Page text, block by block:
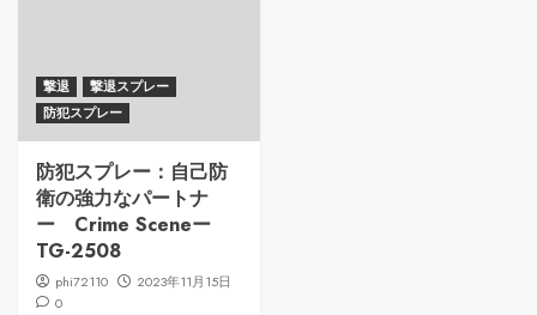
撃退
撃退スプレー
防犯スプレー
防犯スプレー：自己防
衛の強力なパートナ
ー Crime Sceneー
TG-2508
phi72110
2023年11月15日
0